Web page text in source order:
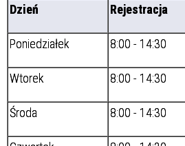
Dzień Rejestracja
Poniedziałek 8:00 - 14:30
Wtorek 8:00 - 14:30
Środa 8:00 - 14:30